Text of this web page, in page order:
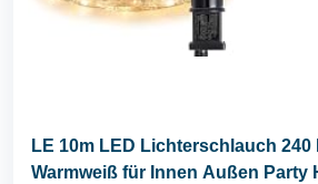
LE 10m LED Lichterschlauch
Warmweiß für Innen Außen Party